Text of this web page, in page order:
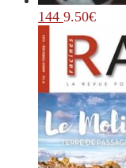
144 9.50€